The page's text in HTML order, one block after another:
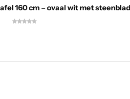
160 cm – ovaal wit met steenblad